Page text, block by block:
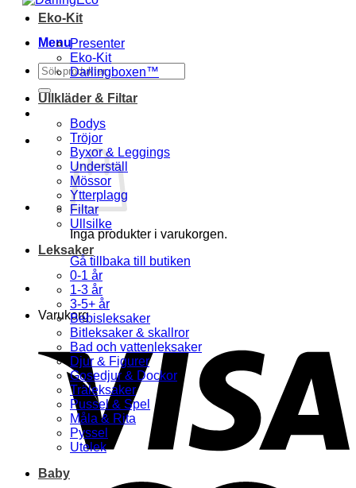
Menu
Sök
efter:
Inga produkter i varukorgen.
Gå tillbaka till butiken
Varukorg
Eko-Kit
Presenter
Eko-Kit
Darlingboxen™
Ullkläder & Filtar
Bodys
Tröjor
Byxor & Leggings
Underställ
Mössor
Ytterplagg
Filtar
Ullsilke
Leksaker
0-1 år
1-3 år
3-5+ år
Bebisleksaker
Bitleksaker & skallror
Bad och vattenleksaker
Djur & Figurer
Gosedjur & Dockor
Träleksaker
Pussel & Spel
Måla & Rita
Pyssel
Utelek
Baby